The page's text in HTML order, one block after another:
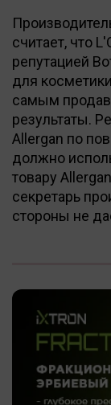
считает, что
репутацией
для
самым
результаты.
Allergan по
должно
товару
секретарь
стороны не